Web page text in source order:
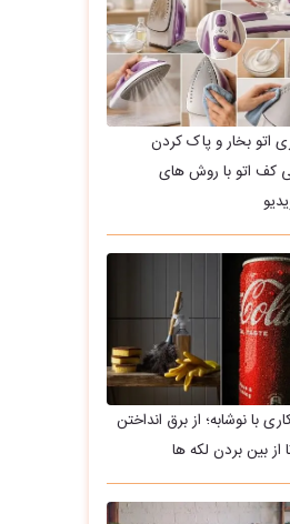
اتو بخار و پاک کردن
کف اتو با روش های
با نوشابه؛ از برق انداختن
از بین بردن لکه ها